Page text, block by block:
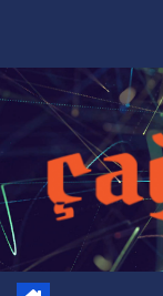
content